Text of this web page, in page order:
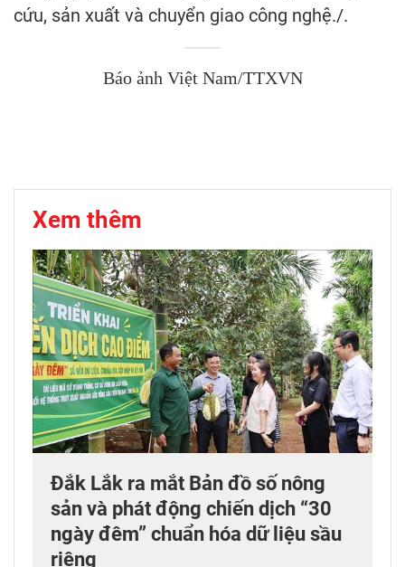
cứu, sản xuất và chuyển giao công nghệ./.
Báo ảnh Việt Nam/TTXVN
Xem thêm
Đắk Lắk ra mắt Bản đồ số nông
sản và phát động chiến dịch “30
ngày đêm” chuẩn hóa dữ liệu sầu
riêng